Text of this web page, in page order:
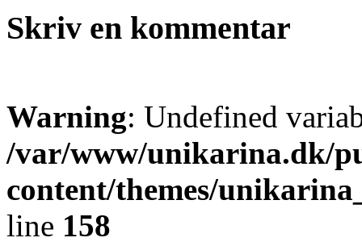
Skriv en kommentar
Warning: Undefined
/var/www/unikarina.dk/
content/themes/
line 158